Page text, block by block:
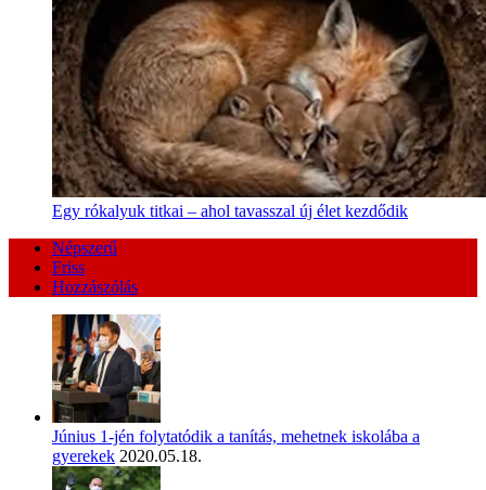
Egy rókalyuk titkai – ahol tavasszal új élet kezdődik
Népszerű
Friss
Hozzászólás
Június 1-jén folytatódik a tanítás, mehetnek iskolába a
gyerekek 2020.05.18.